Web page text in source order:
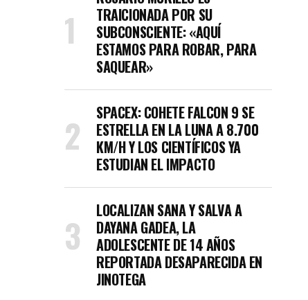
TRAICIONADA POR SU
SUBCONSCIENTE: «AQUÍ
ESTAMOS PARA ROBAR, PARA
SAQUEAR»
SPACEX: COHETE FALCON 9 SE
ESTRELLA EN LA LUNA A 8.700
KM/H Y LOS CIENTÍFICOS YA
ESTUDIAN EL IMPACTO
LOCALIZAN SANA Y SALVA A
DAYANA GADEA, LA
ADOLESCENTE DE 14 AÑOS
REPORTADA DESAPARECIDA EN
JINOTEGA